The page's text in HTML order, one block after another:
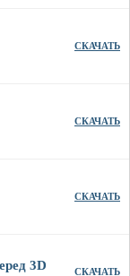
СКАЧАТЬ
СКАЧАТЬ
СКАЧАТЬ
3D СКАЧАТЬ